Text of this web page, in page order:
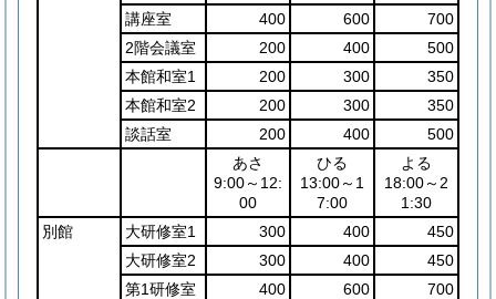
講座室
400 600
700
2階会議室
200 400
500
本館和室1
200 300
350
本館和室2
200 300
350
談話室
200 400
500
あさ
9:00～12:
00
ひる
13:00～1
7:00
よる
18:00～2
1:30
別館
大研修室1 300 400
450
大研修室2
300 400
450
第1研修室
400 600
700